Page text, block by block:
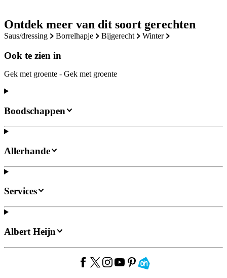
Ontdek meer van dit soort gerechten
saus/dressing borrelhapje bijgerecht winter
Ook te zien in
Gek met groente - Gek met groente
Boodschappen
Allerhande
Services
Albert Heijn